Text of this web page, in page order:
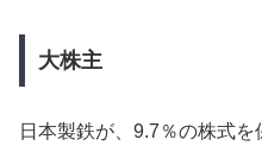
大株主
日本製鉄が、9.7％の株式を